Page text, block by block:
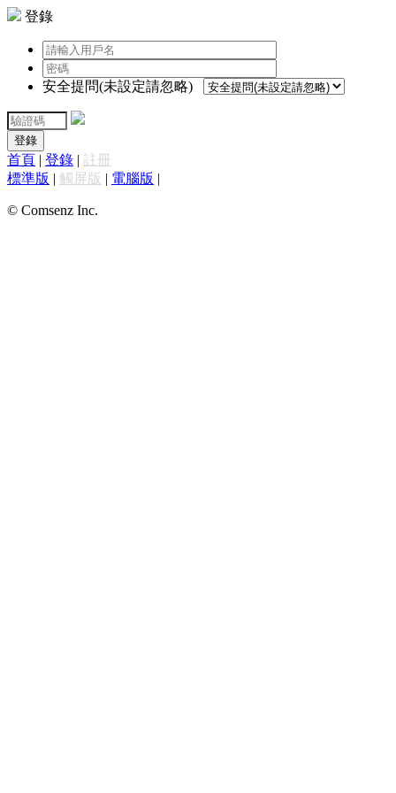
登錄
安全提問(未設定請忽略)
登錄
首頁 | 登錄 | 註冊
標準版 | 觸屏版 | 電腦版 |
© Comsenz Inc.